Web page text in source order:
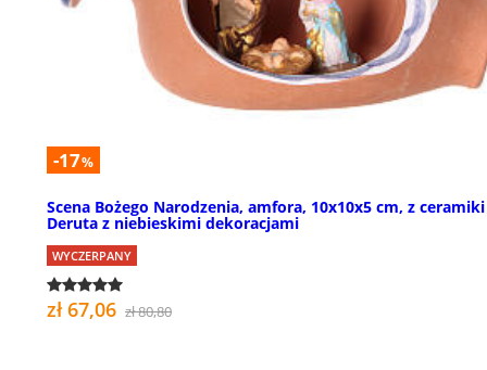
-17%
Scena Bożego Narodzenia, amfora, 10x10x5 cm, z ceramiki
Deruta z niebieskimi dekoracjami
WYCZERPANY
zł 67,06 zł 80,80